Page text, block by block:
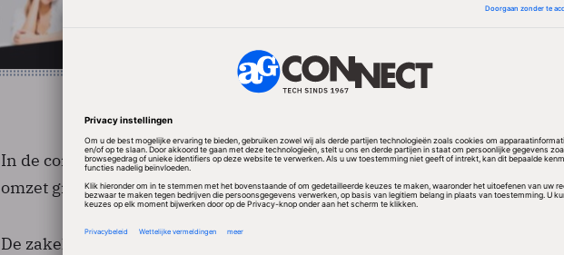
In de consumentenmarkt wordt een kwart van de omzet gerealiseerd. De
omzet groeide maar 4 procent in dit deel van de markt.
De zakelijke gebruikers zullen dit jaar 10,9 miljard dollar steken in